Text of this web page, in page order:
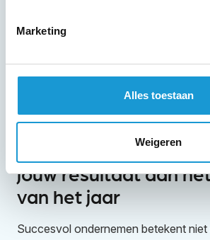
Marketing
Alles toestaan
Weigeren
De keuzes van
jouw resultaat aan
van het jaar
Succesvol ondernemen betekent